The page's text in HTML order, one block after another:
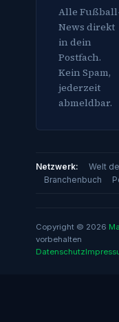
Alle
News direkt
in dein
Postfach.
Kein Spam,
jederzeit
abmeldbar.
Netzwerk: Welt
Branchenbuch
Copyright © 2026
vorbehalten
Datenschutz